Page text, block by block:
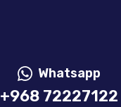
Whatsapp
+968 72227122